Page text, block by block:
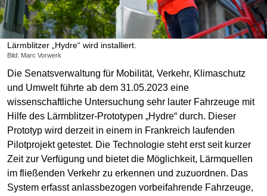
Lärmblitzer „Hydre“ wird installiert.
Bild: Marc Vorwerk
Die Senatsverwaltung für Mobilität, Verkehr, Klimaschutz
und Umwelt führte ab dem 31.05.2023 eine
wissenschaftliche Untersuchung sehr lauter Fahrzeuge mit
Hilfe des Lärmblitzer-Prototypen „Hydre“ durch. Dieser
Prototyp wird derzeit in einem in Frankreich laufenden
Pilotprojekt getestet. Die Technologie steht erst seit kurzer
Zeit zur Verfügung und bietet die Möglichkeit, Lärmquellen
im fließenden Verkehr zu erkennen und zuzuordnen. Das
System erfasst anlassbezogen vorbeifahrende Fahrzeuge,